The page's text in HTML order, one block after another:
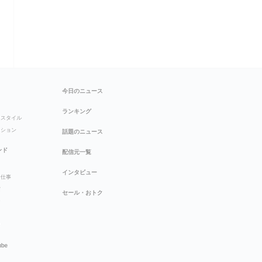
タイル
ョン
ド
事
今日のニュース
ランキング
話題のニュース
配信元一覧
インタビュー
セール・おトク